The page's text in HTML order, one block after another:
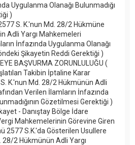
Uygulanma Olanağı Bulunmadığı
)
S. K.'nun Md. 28/2 Hükmüne
Adli Yargı Mahkemeleri
İnfazında Uygulanma Olanağı
Şikayetin Reddi Gerektiği )
BAŞVURMA ZORUNLULUĞU (
Takibin İptaline Karar
K.'nun Md. 28/2 Hükmünün Adli
Verilen İlamların İnfazında
Gözetilmesi Gerektiği )
- Danıştay Bölge İdare
Mahkemelerinin Görevine Giren
2577 S.K.'da Gösterilen Usullere
28/2 Hükmünün Adli Yargı